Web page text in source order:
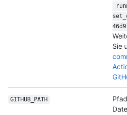
Sie
GITHUB_PATH